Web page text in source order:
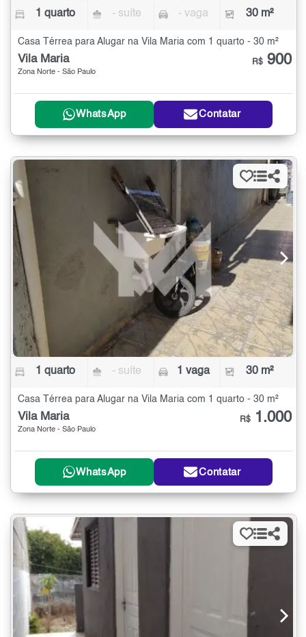
1 quarto - suíte - vaga 30 m²
Casa Térrea para Alugar na Vila Maria com 1 quarto - 30 m²
Vila Maria
Zona Norte - São Paulo
R$ 900
WhatsApp Contatar
1 quarto - suíte 1 vaga 30 m²
Casa Térrea para Alugar na Vila Maria com 1 quarto - 30 m²
Vila Maria
Zona Norte - São Paulo
R$ 1.000
WhatsApp Contatar